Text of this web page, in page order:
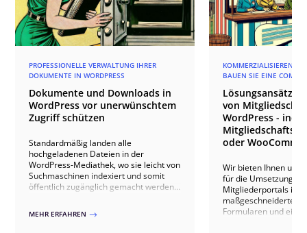
PROFESSIONELLE VERWALTUNG IHRER
DOKUMENTE IN WORDPRESS
Dokumente und Downloads in
WordPress vor unerwünschtem
Zugriff schützen
Standardmäßig landen alle
hochgeladenen Dateien in der
WordPress-Mediathek, wo sie leicht von
Suchmaschinen indexiert und somit
öffentlich zugänglich gemacht werden
oder urheberrechtlich geschützte
MEHR ERFAHREN $
KOMMERZIALISIEREN
BAUEN SIE EINE
Lösungsansätze
von
WordPress -
Mitgliedschafts-
oder
Wir bieten Ihnen
für die Umsetzung
Mitgliederportals in
maßgeschneiderte
Formularen und